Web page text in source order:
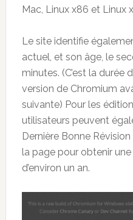
Mac, Linux x86 et Linux
Le site identifie
actuel, et son âge, le
minutes. (C’est la durée
version de Chromium
suivante) Pour les
utilisateurs peuvent
Dernière Bonne
la page pour obtenir
d’environ un an.